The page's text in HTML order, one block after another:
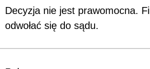
Decyzja nie jest prawomocna.
odwołać się do sądu.